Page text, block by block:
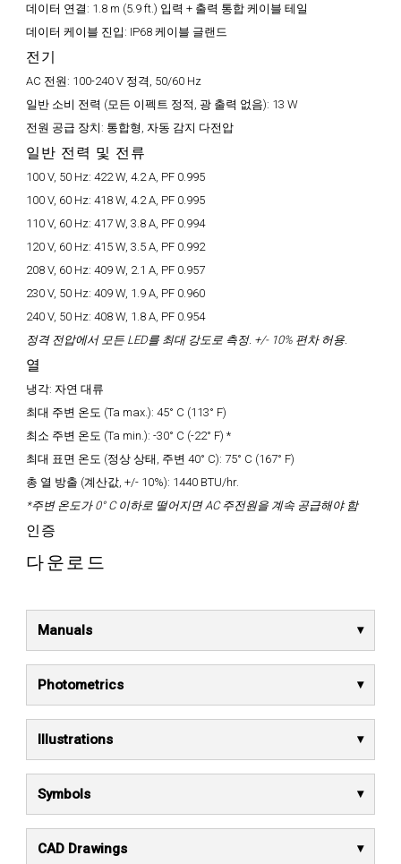
데이터 연결: 1.8 m (5.9 ft.) 입력 + 출력 통합 케이블 테일
데이터 케이블 진입: IP68 케이블 글랜드
전기
AC 전원: 100-240 V 정격, 50/60 Hz
일반 소비 전력 (모든 이펙트 정적, 광 출력 없음): 13 W
전원 공급 장치: 통합형, 자동 감지 다전압
일반 전력 및 전류
100 V, 50 Hz: 422 W, 4.2 A, PF 0.995
100 V, 60 Hz: 418 W, 4.2 A, PF 0.995
110 V, 60 Hz: 417 W, 3.8 A, PF 0.994
120 V, 60 Hz: 415 W, 3.5 A, PF 0.992
208 V, 60 Hz: 409 W, 2.1 A, PF 0.957
230 V, 50 Hz: 409 W, 1.9 A, PF 0.960
240 V, 50 Hz: 408 W, 1.8 A, PF 0.954
정격 전압에서 모든 LED를 최대 강도로 측정. +/- 10% 편차 허용.
열
냉각: 자연 대류
최대 주변 온도 (Ta max.): 45° C (113° F)
최소 주변 온도 (Ta min.): -30° C (-22° F) *
최대 표면 온도 (정상 상태, 주변 40° C): 75° C (167° F)
총 열 방출 (계산값, +/- 10%): 1440 BTU/hr.
*주변 온도가 0° C 이하로 떨어지면 AC 주전원을 계속 공급해야 함
인증
다운로드
Manuals
Photometrics
Illustrations
Symbols
CAD Drawings